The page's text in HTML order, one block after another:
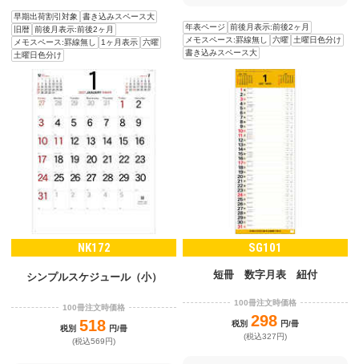
早期出荷割引対象
書き込みスペース大
旧暦 前後月表示:前後2ヶ月
メモスペース:罫線無し
1ヶ月表示 六曜
土曜日色分け
年表ページ
前後月表示:前後2ヶ月
メモスペース:罫線無し
六曜
土曜日色分け
書き込みスペース大
NK172
シンプルスケジュール（小）
100冊注文時価格
税別 518 円/冊
(税込569円)
SG101
短冊 数字月表 紐付
100冊注文時価格
税別 298 円/冊
(税込327円)